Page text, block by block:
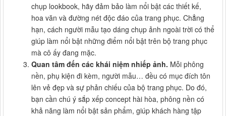
chụp lookbook, hãy đảm bảo làm nổi bật các thiết kế,
hoa văn và đường nét độc đáo của trang phục. Chẳng
hạn, cách người mẫu tạo dáng chụp ảnh ngoài trời có thể
giúp làm nổi bật những điểm nổi bật trên bộ trang phục
mà cô ấy đang mặc.
Quan tâm đến các khái niệm nhiếp ảnh. Mỗi phông
nền, phụ kiện đi kèm, người mẫu… đều có mục đích tôn
lên vẻ đẹp và sự phản chiếu của bộ trang phục. Do đó,
bạn cần chú ý sắp xếp concept hài hòa, phông nền có
khả năng làm nổi bật sản phẩm, giúp khách hàng tập